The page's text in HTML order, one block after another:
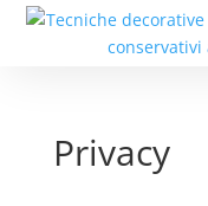
Privacy